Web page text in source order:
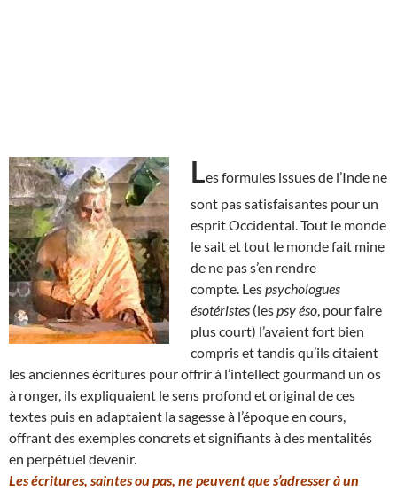
Les formules issues de l’Inde ne
sont pas satisfaisantes pour un
esprit Occidental. Tout le monde
le sait et tout le monde fait mine
de ne pas s’en rendre
compte. Lespsychologues
ésotéristes (lespsy éso , pour faire
plus court) l’avaient fort bien
compris et tandis qu’ils citaient
les anciennes écritures pour offrir à l’intellect gourmand un os
à ronger, ils expliquaient le sens profond et original de ces
textes puis en adaptaient la sagesse à l’époque en cours,
offrant des exemples concrets et signifiants à des mentalités
en perpétuel devenir.
Les écritures, saintes ou pas, ne peuvent que s’adresser à un